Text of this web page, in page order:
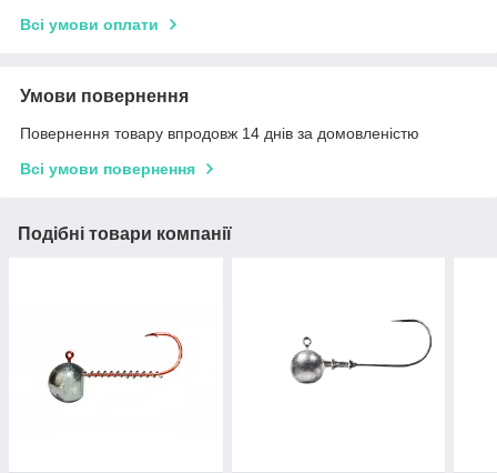
Всі умови оплати
Умови повернення
Повернення товару впродовж 14 днів за домовленістю
Всі умови повернення
Подібні товари компанії